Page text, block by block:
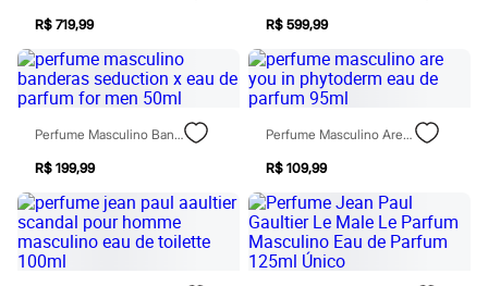
4 a 12 anos
10 a 16 anos
Roupas menino
0 a 24 meses
1 a 5 anos
4 a 12 anos
10 a 16 anos
Acessórios
Recém-nascido
Bolsas e Mochilas
Chapéus
Calçados
Botas
R$ 719,99 R$ 599,99
Perfume Masculino Banderas Seduction X Eau De Parfum For Men 50ml
R$ 199,99
Perfume Masculino Are You In Phytoderm Eau De Parfum 95ml
R$ 109,99